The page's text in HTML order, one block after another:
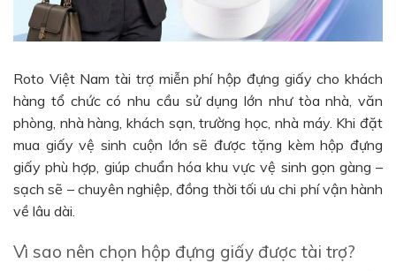
Roto Việt Nam tài trợ miễn phí hộp đựng giấy cho khách
hàng tổ chức có nhu cầu sử dụng lớn như tòa nhà, văn
phòng, nhà hàng, khách sạn, trường học, nhà máy. Khi đặt
mua giấy vệ sinh cuộn lớn sẽ được tặng kèm hộp đựng
giấy phù hợp, giúp chuẩn hóa khu vực vệ sinh gọn gàng –
sạch sẽ – chuyên nghiệp, đồng thời tối ưu chi phí vận hành
về lâu dài.
Vì sao nên chọn hộp đựng giấy được tài trợ?